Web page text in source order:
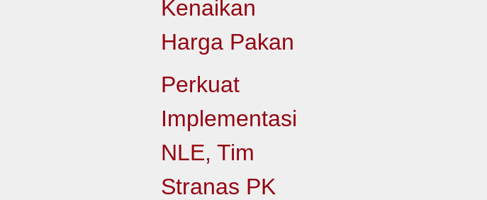
Kenaikan
Harga Pakan
Perkuat
Implementasi
NLE, Tim
Stranas PK